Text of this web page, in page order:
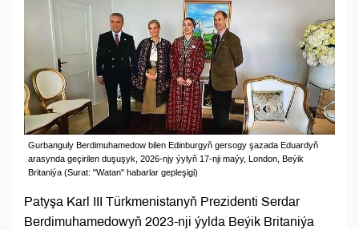
Gurbanguly Berdimuhamedow bilen Edinburgyň gersogy şazada Eduardyň
arasynda geçirilen duşuşyk, 2026-njy ýylyň 17-nji maýy, London, Beýik
Britaniýa (Surat: "Watan" habarlar gepleşigi)
Patyşa Karl III Türkmenistanyň Prezidenti Serdar
Berdimuhamedowyň 2023-nji ýylda Beýik Britaniýa